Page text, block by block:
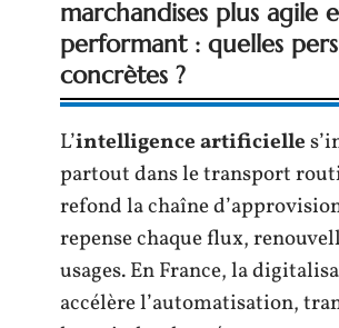
marchandises plus agile
performant : quelles
concrètes ?
L’intelligence artificielle
partout dans le transport
refond la chaîne
repense chaque flux,
usages. En France, la
accélère l’automatisation,